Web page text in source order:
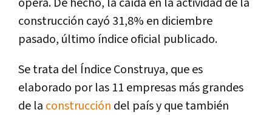
construcción cayó 31,8% en diciembre
pasado, último índice oficial publicado.
Se trata del Índice Construya, que es
elaborado por las 11 empresas más grandes
de la construcción del país y que también